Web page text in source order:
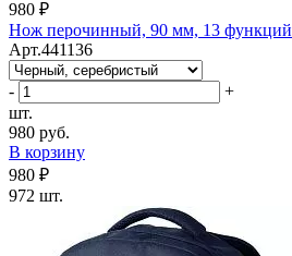
980 ₽
Нож перочинный, 90 мм, 13 функций
Арт.441136
-
+
шт.
980 руб.
В корзину
980 ₽
972 шт.